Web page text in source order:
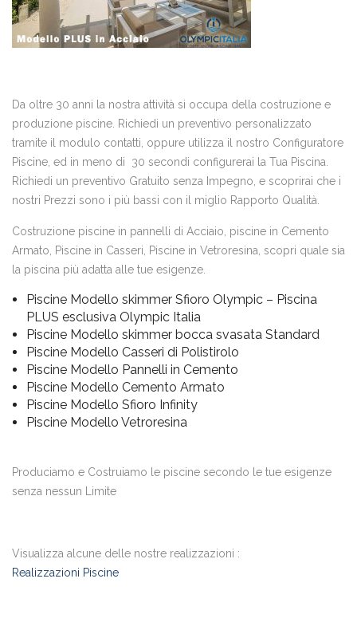
Da oltre 30 anni la nostra attività si occupa della costruzione e
produzione piscine. Richiedi un preventivo personalizzato
tramite il modulo contatti, oppure utilizza il nostro Configuratore
Piscine, ed in meno di 30 secondi configurerai la Tua Piscina.
Richiedi un preventivo Gratuito senza Impegno, e scoprirai che i
nostri Prezzi sono i più bassi con il miglio Rapporto Qualità.
Costruzione piscine in pannelli di Acciaio, piscine in Cemento
Armato, Piscine in Casseri, Piscine in Vetroresina, scopri quale sia
la piscina più adatta alle tue esigenze.
Piscine Modello skimmer Sfioro Olympic – Piscina
PLUS esclusiva Olympic Italia
Piscine Modello skimmer bocca svasata Standard
Piscine Modello Casseri di Polistirolo
Piscine Modello Pannelli in Cemento
Piscine Modello Cemento Armato
Piscine Modello Sfioro Infinity
Piscine Modello Vetroresina
Produciamo e Costruiamo le piscine secondo le tue esigenze
senza nessun Limite
Visualizza alcune delle nostre realizzazioni :
Realizzazioni Piscine